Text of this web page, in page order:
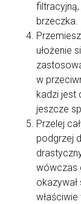
brzeczka.
ułożenie
w
kadzi jest
jeszcze
Przelej
podgrzej
wówczas
okazywał